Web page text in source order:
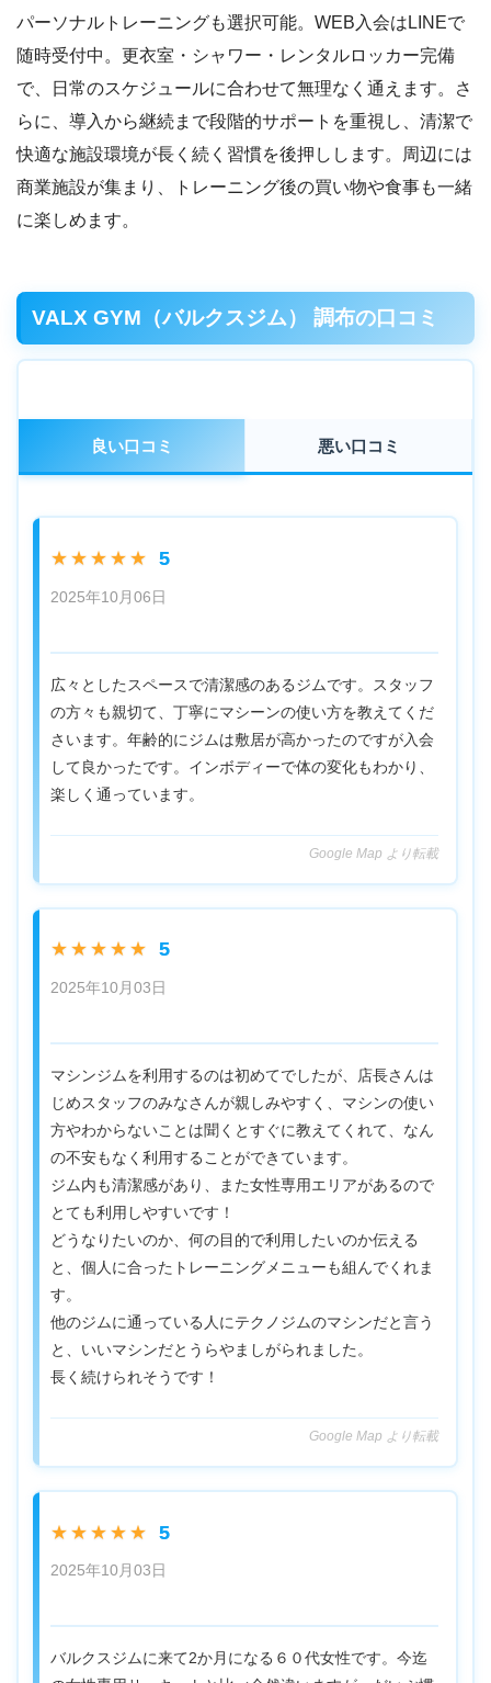
パーソナルトレーニングも選択可能。WEB入会はLINEで
随時受付中。更衣室・シャワー・レンタルロッカー完備
で、日常のスケジュールに合わせて無理なく通えます。さ
らに、導入から継続まで段階的サポートを重視し、清潔で
快適な施設環境が長く続く習慣を後押しします。周辺には
商業施設が集まり、トレーニング後の買い物や食事も一緒
に楽しめます。
VALX GYM（バルクスジム） 調布の口コミ
良い口コミ 悪い口コミ
★★★★★ 5
2025年10月06日
広々としたスペースで清潔感のあるジムです。スタッフ
の方々も親切て、丁寧にマシーンの使い方を教えてくだ
さいます。年齢的にジムは敷居が高かったのですが入会
して良かったです。インボディーで体の変化もわかり、
楽しく通っています。
Google Map より転載
★★★★★ 5
2025年10月03日
マシンジムを利用するのは初めてでしたが、店長さんは
じめスタッフのみなさんが親しみやすく、マシンの使い
方やわからないことは聞くとすぐに教えてくれて、なん
の不安もなく利用することができています。
ジム内も清潔感があり、また女性専用エリアがあるので
とても利用しやすいです！
どうなりたいのか、何の目的で利用したいのか伝える
と、個人に合ったトレーニングメニューも組んでくれま
す。
他のジムに通っている人にテクノジムのマシンだと言う
と、いいマシンだとうらやましがられました。
長く続けられそうです！
Google Map より転載
★★★★★ 5
2025年10月03日
バルクスジムに来て2か月になる６０代女性です。今迄